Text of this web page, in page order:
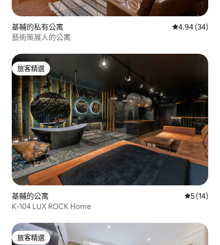
基輔的私有公寓 從 34 則評價
4.94 (34)
藝術策展人的公寓
旅客精選
旅客精選
基輔的公寓 從 14 則
5 (14)
К-104 LUX ROCK Home
旅客精選
旅客精選